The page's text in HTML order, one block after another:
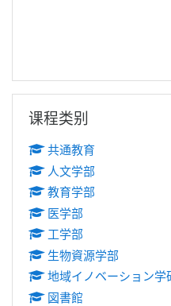
课程类别
共通教育
人文学部
教育学部
医学部
工学部
生物資源学部
地域イノベーション学
図書館